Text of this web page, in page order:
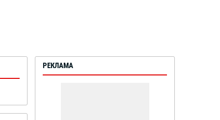
РЕКЛАМА